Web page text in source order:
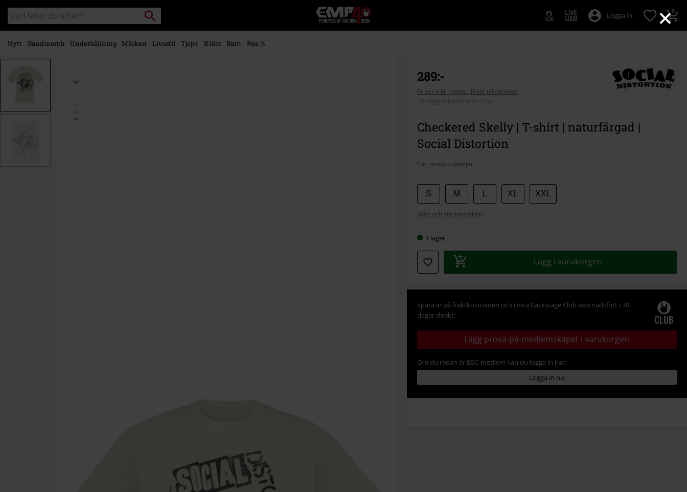
×
Gå till
huvudinnehåll
Sök
i
katalogen
Sök
EMP
-
Musik,
Logga in 0
Nytt Bandmerch Underhållning Märken Livsstil Tjejer Killar Barn
Rea %
www.emp-
577341.html
289:-
Priser inkl. moms., Frakt tillkommer.
30-dagars bästa pris
239:-
Checkered Skelly | T-shirt | naturfärgad |
Social Distortion
Fler produktdetaljer
Välj
din
storlek
S M XL XXL
Mått och storlekstabell
I lager
Lägg i varukorgen
Spara in på fraktkostnaden och testa Backstage Club kostnadsfritt i 30
dagar direkt:
Lägg prova-på-medlemskapet i varukorgen
Om du redan är BSC-medlem kan du logga in här:
Logga in nu